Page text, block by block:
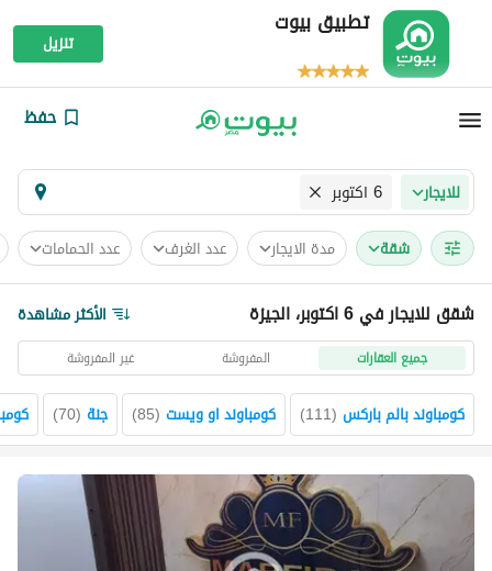
تطبيق بيوت
تنزيل
حفظ
للايجار 6 اكتوبر
شقة مدة الايجار عدد الغرف عدد الحمامات
شقق للايجار في 6 اكتوبر، الجيزة الأكثر مشاهدة
جميع العقارات المفروشة غير المفروشة
كومباوند بالم باركس (
111
) كومباوند او ويست (
85
) جنة (
70
)